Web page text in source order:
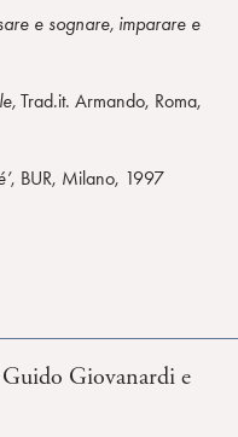
e sognare, imparare e
Trad.it. Armando, Roma,
, BUR, Milano, 1997
Giovanardi e